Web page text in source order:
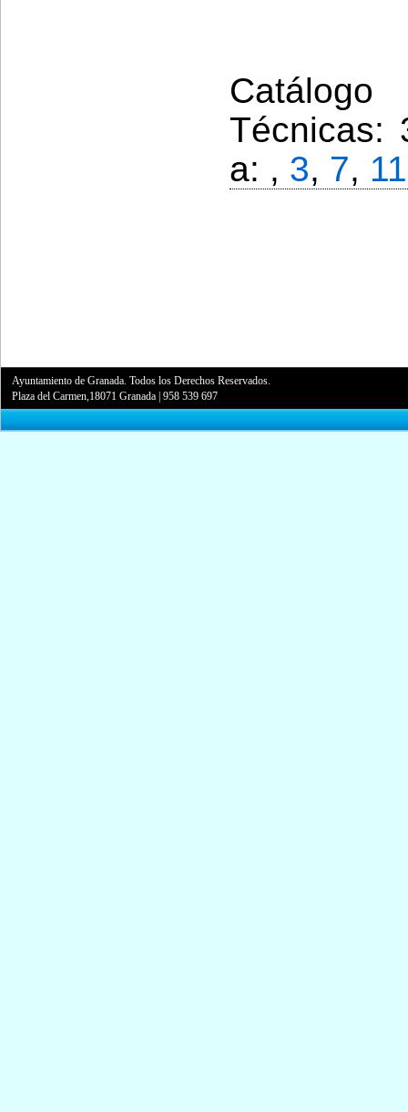
Técnicas:
a: , 3, 7, 11
Ayuntamiento de Granada. Todos los Derechos Reservados.
Plaza del Carmen,18071 Granada |958 539 697